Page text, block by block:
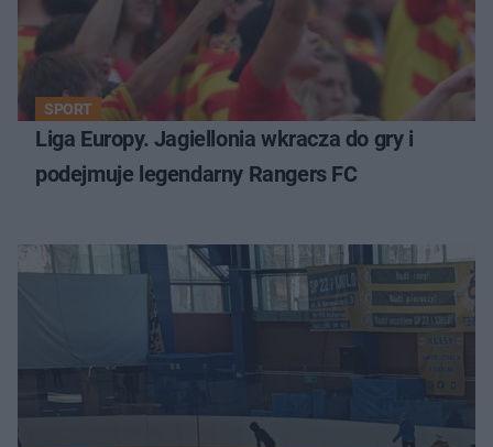
SPORT
Liga Europy. Jagiellonia wkracza do gry i
podejmuje legendarny Rangers FC